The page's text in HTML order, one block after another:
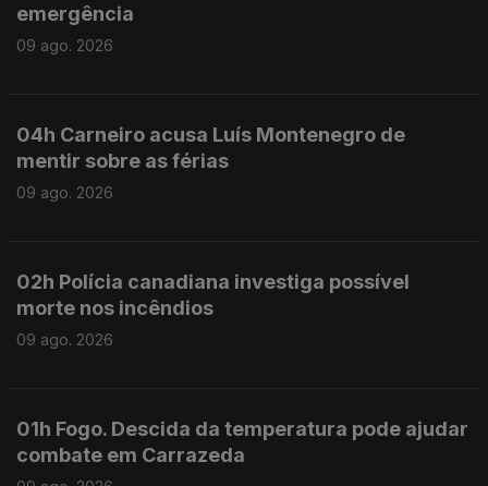
emergência
09 ago. 2026
04h Carneiro acusa Luís Montenegro de
mentir sobre as férias
09 ago. 2026
02h Polícia canadiana investiga possível
morte nos incêndios
09 ago. 2026
01h Fogo. Descida da temperatura pode ajudar
combate em Carrazeda